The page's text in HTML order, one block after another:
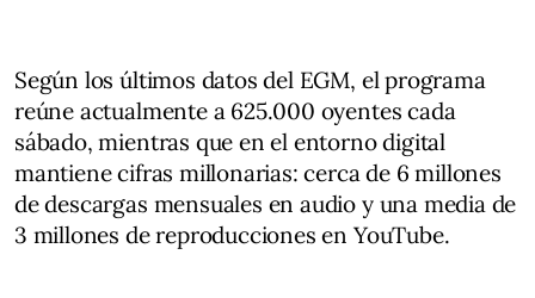
Según los últimos datos del EGM, el programa
reúne actualmente a 625.000 oyentes cada
sábado, mientras que en el entorno digital
mantiene cifras millonarias: cerca de 6 millones
de descargas mensuales en audio y una media de
3 millones de reproducciones en YouTube.